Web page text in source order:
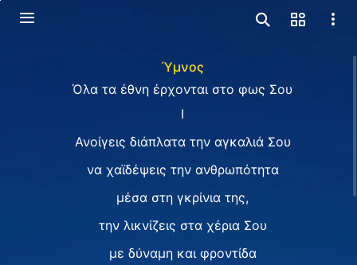
Ύμνος
Όλα τα έθνη έρχονται στο φως Σου
I
Ανοίγεις διάπλατα την αγκαλιά Σου
να χαϊδέψεις την ανθρωπότητα
μέσα στη γκρίνια της,
την λικνίζεις στα χέρια Σου
με δύναμη και φροντίδα